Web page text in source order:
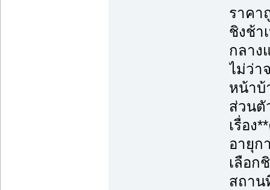
ราคา
ชิงช้า
กลาง
ไม่ว่า
หน้าบ้
ส่วนตั
เรื่อง
อายุก
เลือก
สถาน